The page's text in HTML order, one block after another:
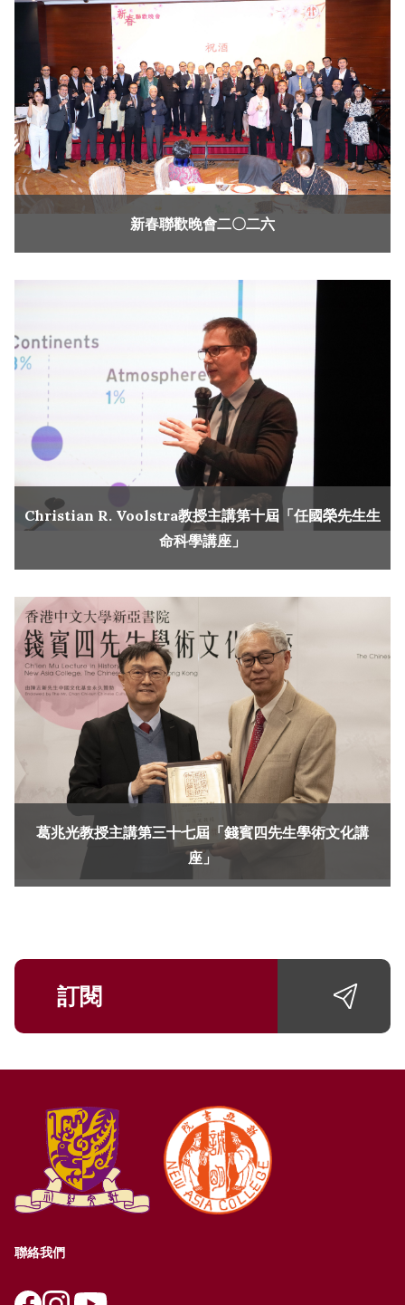
新春聯歡晚會二〇二六
Christian R. Voolstra教授主講第十屆「任國榮先生生
命科學講座」
葛兆光教授主講第三十七屆「錢賓四先生學術文化講
座」
訂閱
聯絡我們